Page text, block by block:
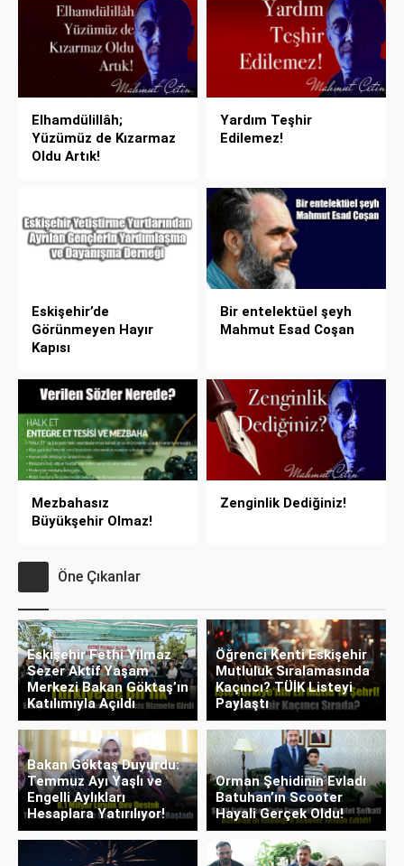
Elhamdülillâh;
Yüzümüz de Kızarmaz
Oldu Artık!
Yardım Teşhir
Edilemez!
Eskişehir’de
Görünmeyen Hayır
Kapısı
Bir entelektüel şeyh
Mahmut Esad Coşan
Mezbahasız
Büyükşehir Olmaz!
Zenginlik Dediğiniz!
Öne Çıkanlar
Eskişehir Fethi Yılmaz
Sezer Aktif Yaşam
Merkezi Bakan Göktaş’ın
Katılımıyla Açıldı
Öğrenci Kenti Eskişehir
Mutluluk Sıralamasında
Kaçıncı? TÜİK Listeyi
Paylaştı
Bakan Göktaş Duyurdu:
Temmuz Ayı Yaşlı ve
Engelli Aylıkları
Hesaplara Yatırılıyor!
Orman Şehidinin Evladı
Batuhan’ın Scooter
Hayali Gerçek Oldu!